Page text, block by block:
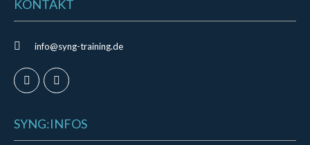
KONTAKT
info@syng-training.de
SYNG:INFOS